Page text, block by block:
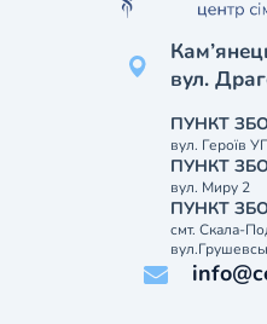
вул.
ПУНКТ
вул. Героїв
ПУНКТ
вул. Миру 2
ПУНКТ
смт. Скала-